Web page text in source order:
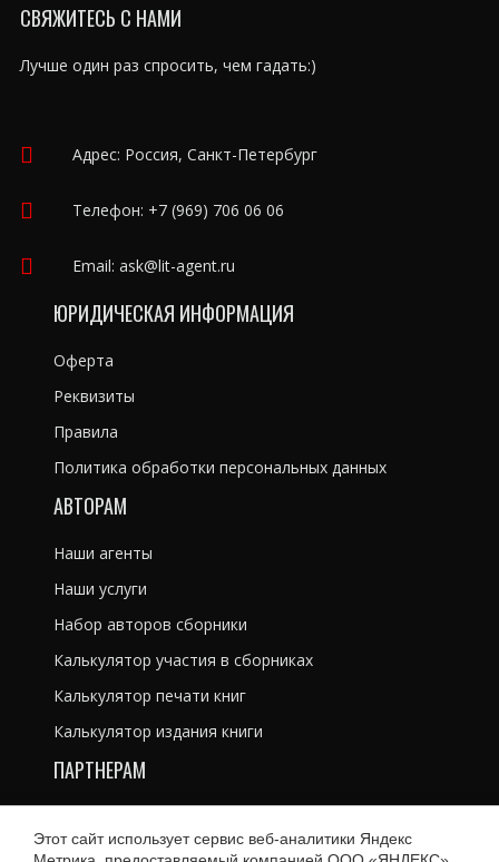
СВЯЖИТЕСЬ С НАМИ
Лучше один раз спросить, чем гадать:)
Адрес: Россия, Санкт-Петербург
Телефон: +7 (969) 706 06 06
Email: ask@lit-agent.ru
ЮРИДИЧЕСКАЯ ИНФОРМАЦИЯ
Оферта
Реквизиты
Правила
Политика обработки персональных данных
АВТОРАМ
Наши агенты
Наши услуги
Набор авторов сборники
Калькулятор участия в сборниках
Калькулятор печати книг
Калькулятор издания книги
ПАРТНЕРАМ
Рекламодателям
Этот сайт использует сервис веб-аналитики Яндекс